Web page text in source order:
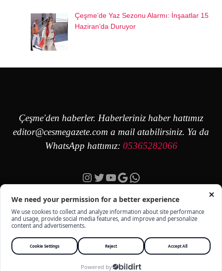
Çeşme’de Yaz Sezonu Alarmı: İnşaatlar 15
Haziran’da Duruyor
Çeşme'den haberler. Haberleriniz haber hattımız
editor@cesmegazete.com a mail atabilirsiniz. Ya da
WhatsApp hattımız: 05365282066
Instagram
Twitter
YouTube
Google
https://wa.me/
ÇEŞME GAZETE - TÜM HAKKI SAKLIDIR - KÜNYE